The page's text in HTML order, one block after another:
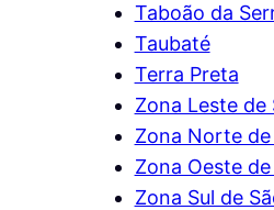
Taboão da
Taubaté
Terra Preta
Zona Leste de
Zona Norte de
Zona Oeste
Zona Sul de